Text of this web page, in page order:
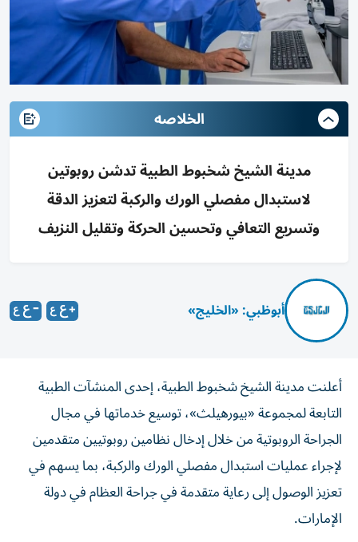
الخلاصه
مدينة الشيخ شخبوط الطبية تدشن روبوتين
لاستبدال مفصلي الورك والركبة لتعزيز الدقة
وتسريع التعافي وتحسين الحركة وتقليل النزيف
أبوظبي: «الخليج»
أعلنت مدينة الشيخ شخبوط الطبية، إحدى المنشآت الطبية
التابعة لمجموعة «بيورهيلث»، توسيع خدماتها في مجال
الجراحة الروبوتية من خلال إدخال نظامين روبوتيين متقدمين
لإجراء عمليات استبدال مفصلي الورك والركبة، بما يسهم في
تعزيز الوصول إلى رعاية متقدمة في جراحة العظام في دولة
الإمارات.